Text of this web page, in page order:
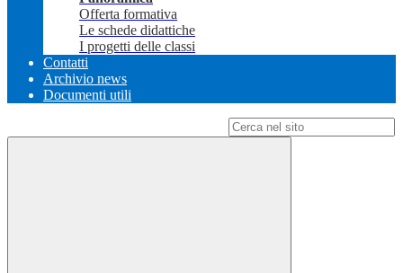
Offerta formativa
Le schede didattiche
I progetti delle classi
Contatti
Archivio news
Documenti utili